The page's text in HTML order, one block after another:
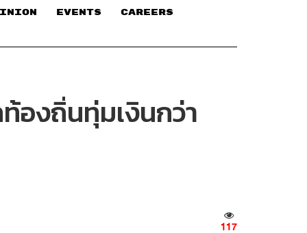
EVENTS CAREERS
องถิ่นทุ่มเงินกว่า
117